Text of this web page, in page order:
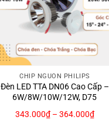
CHÍP NGUỒN PHILIPS
Đèn LED TTA DN06 Cao Cấp –
6W/8W/10W/12W, D75
343.000₫– 364.000₫